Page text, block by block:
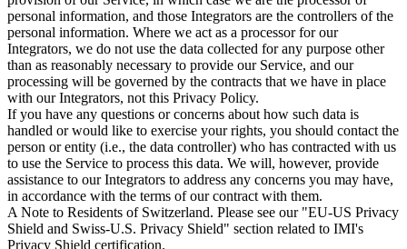
personal information, and those Integrators are the controllers of the
personal information. Where we act as a processor for our
Integrators, we do not use the data collected for any purpose other
than as reasonably necessary to provide our Service, and our
processing will be governed by the contracts that we have in place
with our Integrators, not this Privacy Policy.
If you have any questions or concerns about how such data is
handled or would like to exercise your rights, you should contact the
person or entity (i.e., the data controller) who has contracted with us
to use the Service to process this data. We will, however, provide
assistance to our Integrators to address any concerns you may have,
in accordance with the terms of our contract with them.
A Note to Residents of Switzerland. Please see our "EU-US Privacy
Shield and Swiss-U.S. Privacy Shield" section related to IMI's
Privacy Shield certification.